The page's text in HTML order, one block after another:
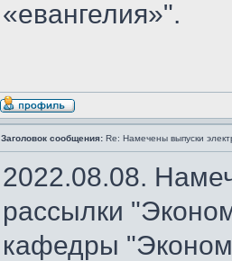
«евангелия»".
Заголовок сообщения: Re: Намечены выпуски
2022.08.08.
рассылки
кафедры